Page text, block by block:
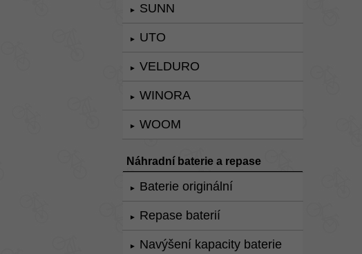
► SUNN
► UTO
► VELDURO
► WINORA
► WOOM
Náhradní baterie a repase
► Baterie originální
► Repase baterií
► Navýšení kapacity baterie